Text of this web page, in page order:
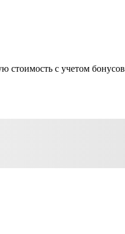
стоимость с учетом бонусов